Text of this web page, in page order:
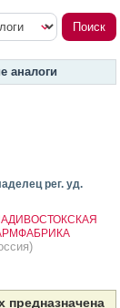
аналоги
рег. уд.
предназначена